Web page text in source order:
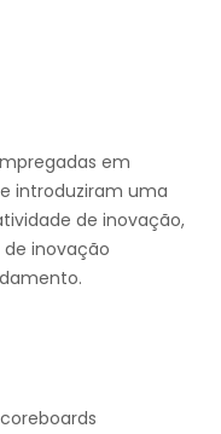
em
introduziram uma
de inovação,
inovação